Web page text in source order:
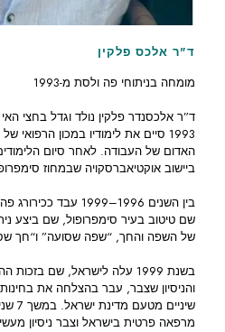
ד"ר אלכס פלקין
מומחה בניתוחי פה ולסת מ-1993
ד”ר אלכסנדר פלקין נולד וגדל בחצי
1993 סיים את לימודיו במכון
האדום של העבודה. לאחר סיום
ביישוב אוקטיאברסקויה שבמחוז
בין השנים
שם טיטוב בעיר סימפרופול, שם ביצע
של השפה והחך, “שפה שסועה” ו“חך
בשנת 1999 עלה לישראל, שם
והניסיון שצבר, עבר בהצלחה את
מרפאה פרטית בישראל וצבר ניסיון